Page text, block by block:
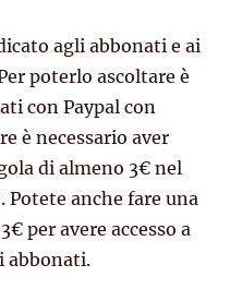
agli abbonati e ai
poterlo ascoltare è
con Paypal con
è necessario aver
di almeno 3€ nel
Potete anche fare una
per avere accesso a
abbonati.